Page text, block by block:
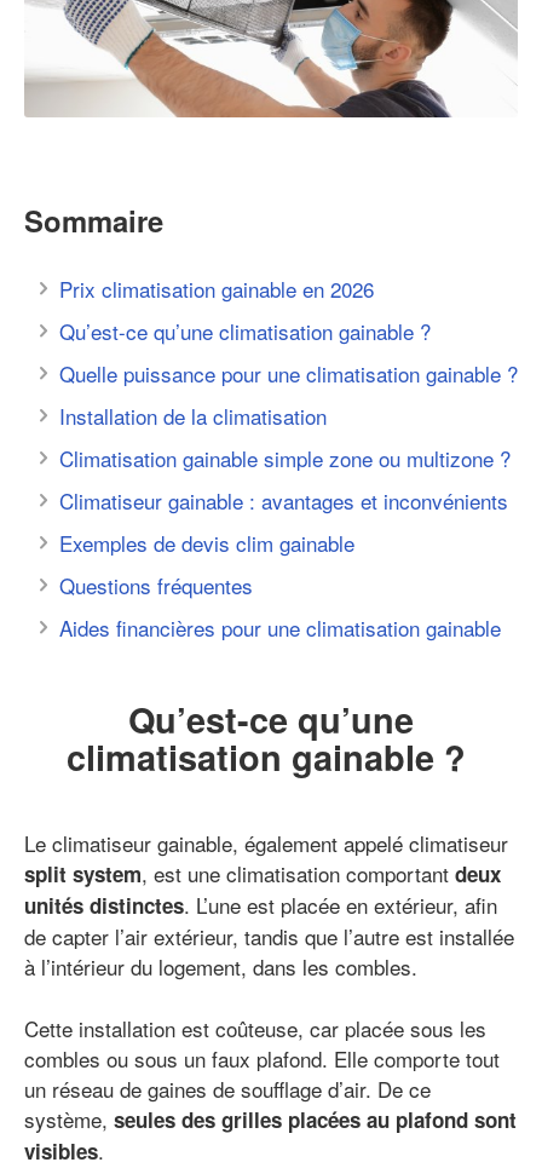
Sommaire
Prix climatisation gainable en 2026
Qu’est-ce qu’une climatisation gainable ?
Quelle puissance pour une climatisation gainable ?
Installation de la climatisation
Climatisation gainable simple zone ou multizone ?
Climatiseur gainable : avantages et inconvénients
Exemples de devis clim gainable
Questions fréquentes
Aides financières pour une climatisation gainable
Qu’est-ce qu’une
climatisation gainable ?
Le climatiseur gainable, également appelé climatiseur
split system, est une climatisation comportant deux
unités distinctes. L’une est placée en extérieur, afin
de capter l’air extérieur, tandis que l’autre est installée
à l’intérieur du logement, dans les combles.
Cette installation est coûteuse, car placée sous les
combles ou sous un faux plafond. Elle comporte tout
un réseau de gaines de soufflage d’air. De ce
système, seules des grilles placées au plafond sont
visibles.